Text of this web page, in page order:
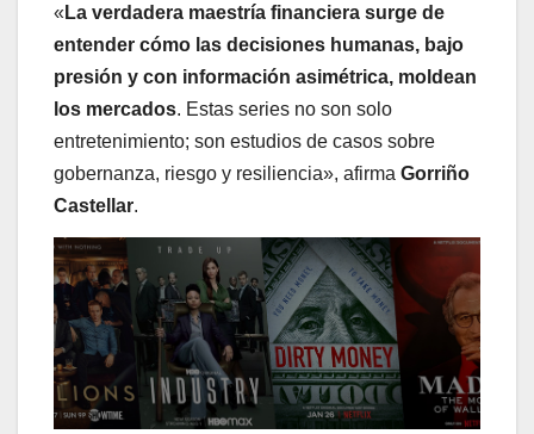
« La verdadera maestría financiera surge de
entender cómo las decisiones humanas, bajo
presión y con información asimétrica, moldean
los mercados. Estas series no son solo
entretenimiento; son estudios de casos sobre
gobernanza, riesgo y resiliencia», afirma Gorriño
Castellar.